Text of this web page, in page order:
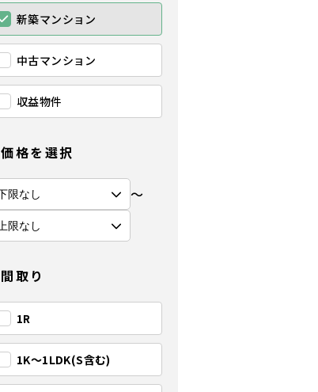
新築マンション
中古マンション
収益物件
価格を選択
〜
間取り
1R
1K〜1LDK(S含む)